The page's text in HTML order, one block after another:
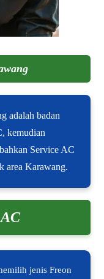
adalah badan
kemudian
Service AC
area Karawang.
jenis Freon